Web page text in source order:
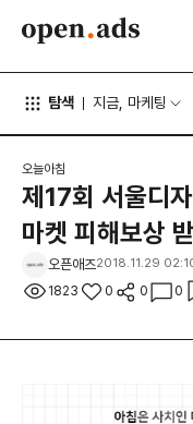
탐색 지금, 마케팅
오늘아침
제17회 서울디
마켓 피해보상
오픈애즈2018.11.29
1823 0 0 0